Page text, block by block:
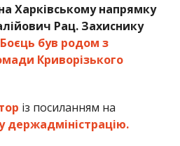
Харківському напрямку
Рац. Захиснику
Боєць був родом з
Криворізького
із посиланням на
держадміністрацію.